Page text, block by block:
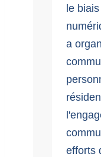
le
a
efforts